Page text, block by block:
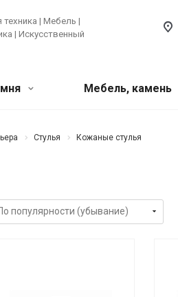
| Мебель |
| Искусственный
Бытовая техника
Акриловый искусственный
Мебель, камень
Стулья Кожаные стулья